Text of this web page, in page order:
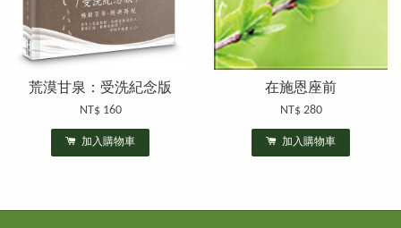
荒漠甘泉：受洗紀念版
NT$ 160
加入購物車
在施恩座前
NT$ 280
加入購物車